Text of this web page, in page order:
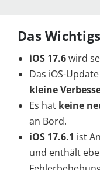
Das
iOS 17.6wird
Das iOS-
kleine
Es hat keine
an Bord.
iOS 17.6.1 ist
und enthält